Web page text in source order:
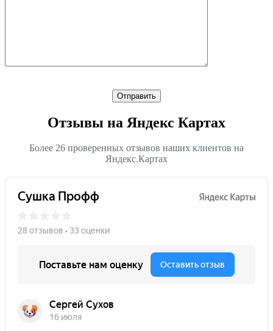
Отзывы на Яндекс Картах
Более 26 проверенных отзывов наших клиентов на
Яндекс.Картах